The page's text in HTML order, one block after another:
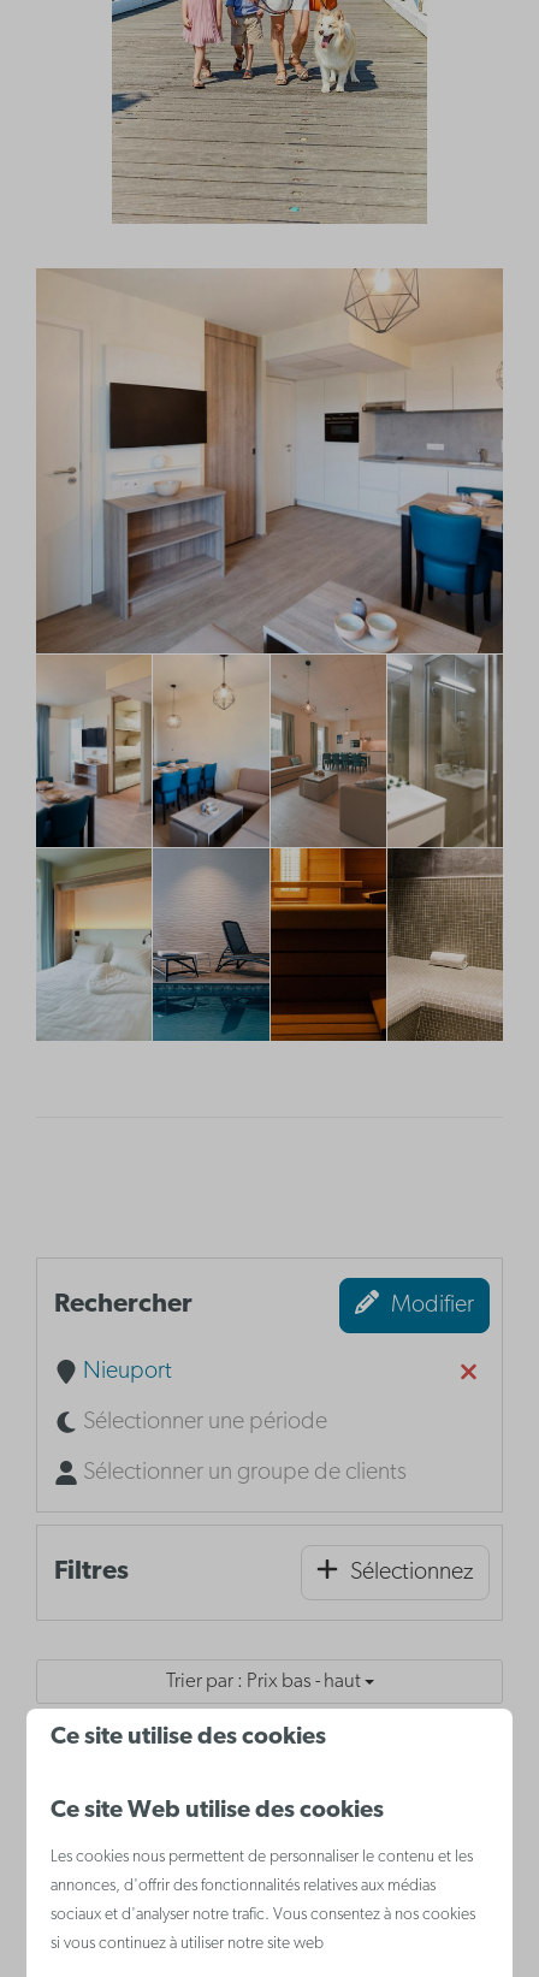
Rechercher Modifier
Nieuport
Sélectionner une période
Sélectionner un groupe de clients
Filtres Sélectionnez
Trier par : Prix bas - haut
Nieuport
Belgique - Côte belge
Ce site utilise des cookies
Ce site Web utilise des cookies
Les cookies nous permettent de personnaliser le contenu et les
annonces, d'offrir des fonctionnalités relatives aux médias
sociaux et d'analyser notre trafic. Vous consentez à nos cookies
si vous continuez à utiliser notre site web